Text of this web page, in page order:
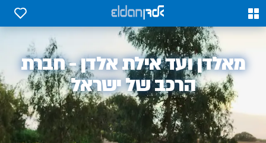
0
0
אלדן
מאלדן ועד אילת אלדן - חברת
הרכב של ישראל